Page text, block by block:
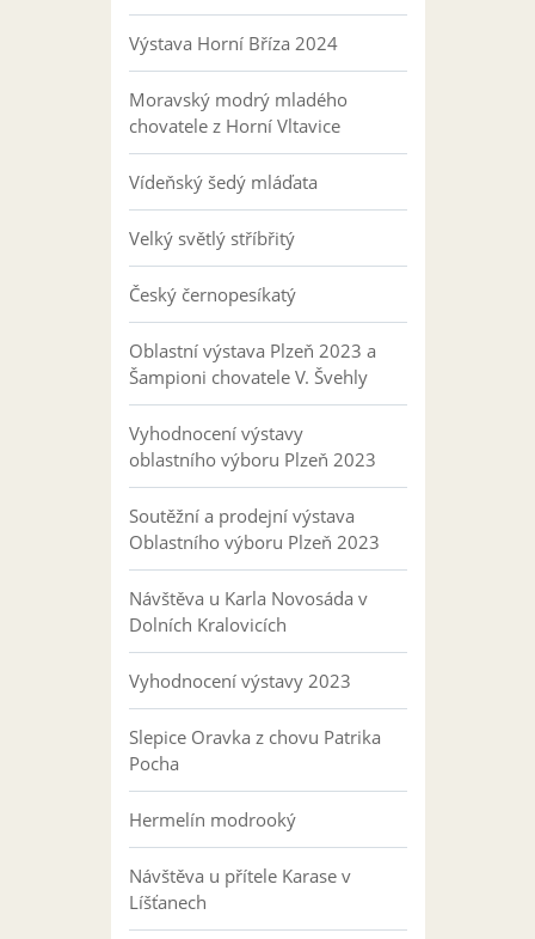
Výstava Horní Bříza 2024
Moravský modrý mladého
chovatele z Horní Vltavice
Vídeňský šedý mláďata
Velký světlý stříbřitý
Český černopesíkatý
Oblastní výstava Plzeň 2023 a
Šampioni chovatele V. Švehly
Vyhodnocení výstavy
oblastního výboru Plzeň 2023
Soutěžní a prodejní výstava
Oblastního výboru Plzeň 2023
Návštěva u Karla Novosáda v
Dolních Kralovicích
Vyhodnocení výstavy 2023
Slepice Oravka z chovu Patrika
Pocha
Hermelín modrooký
Návštěva u přítele Karase v
Líšťanech